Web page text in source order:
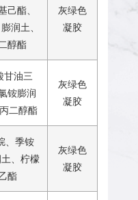
己酯、
润土、
醇酯
灰绿色
凝胶
甘油三
铵膨润
二醇酯
灰绿色
凝胶
、季铵
、柠檬
酯
灰绿色
凝胶